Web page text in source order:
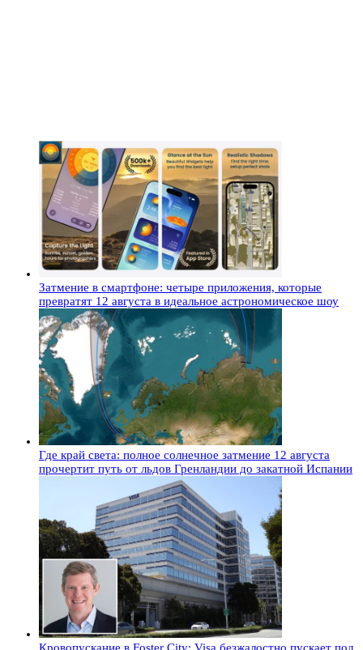
Затмение в смартфоне: четыре приложения, которые
превратят 12 августа в идеальное астрономическое шоу
Где край света: полное солнечное затмение 12 августа
прочертит путь от льдов Гренландии до закатной Испании